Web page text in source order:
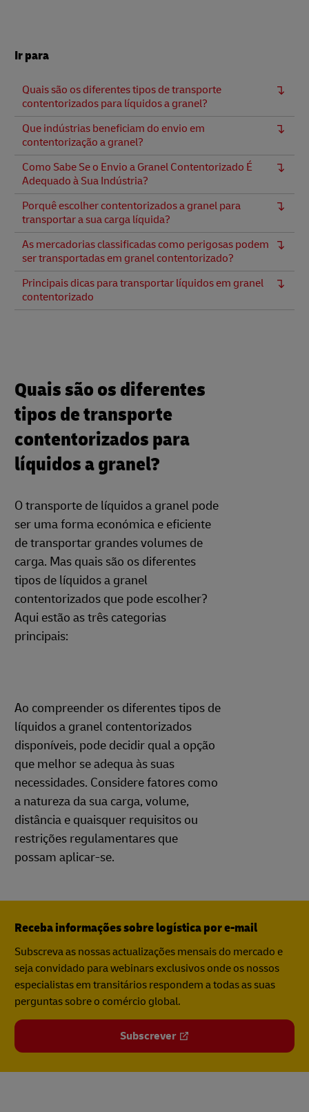
Ir para
Quais são os diferentes tipos de transporte
contentorizados para líquidos a granel?
Que indústrias beneficiam do envio em
contentorização a granel?
Como Sabe Se o Envio a Granel Contentorizado É
Adequado à Sua Indústria?
Porquê escolher contentorizados a granel para
transportar a sua carga líquida?
As mercadorias classificadas como perigosas podem
ser transportadas em granel contentorizado?
Principais dicas para transportar líquidos em granel
contentorizado
Quais são os diferentes
tipos de transporte
contentorizados para
líquidos a granel?
O transporte de líquidos a granel pode
ser uma forma económica e eficiente
de transportar grandes volumes de
carga. Mas quais são os diferentes
tipos de líquidos a granel
contentorizados que pode escolher?
Aqui estão as três categorias
principais:
Ao compreender os diferentes tipos de
líquidos a granel contentorizados
disponíveis, pode decidir qual a opção
que melhor se adequa às suas
necessidades. Considere fatores como
a natureza da sua carga, volume,
distância e quaisquer requisitos ou
restrições regulamentares que
possam aplicar-se.
Receba informações sobre logística por e-mail
Subscreva as nossas actualizações mensais do mercado e
seja convidado para webinars exclusivos onde os nossos
especialistas em transitários respondem a todas as suas
perguntas sobre o comércio global.
Subscrever